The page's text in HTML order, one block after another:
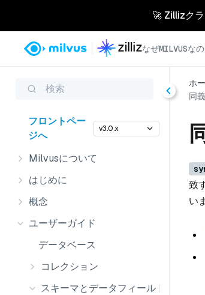
🚀 Zillizク
なぜMILVUSな
検索
フロントペー
ジへ
v3.0.x
Milvusについて
はじめに
概念
ユーザーガイド
データベース
コレクション
スキーマとデータフィールド
ホ
同
致
い